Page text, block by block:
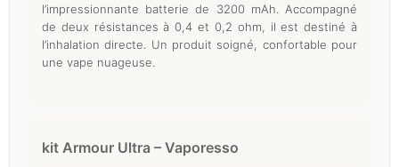
l’impressionnante batterie de 3200 mAh. Accompagné
de deux résistances à 0,4 et 0,2 ohm, il est destiné à
l’inhalation directe. Un produit soigné, confortable pour
une vape nuageuse.
kit Armour Ultra – Vaporesso